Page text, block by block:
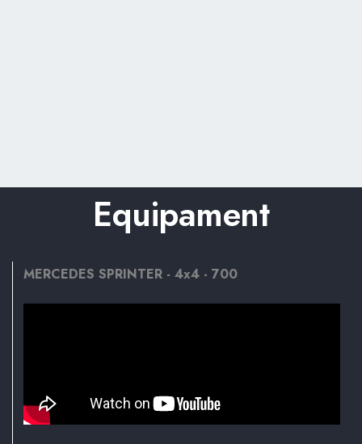
Equipament
MERCEDES SPRINTER - 4x4 - 700